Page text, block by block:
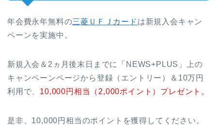
年会費永年無料の三菱ＵＦＪカード は新規入会キャン
ペーンを実施中。
新規入会＆2ヵ月後末日までに「NEWS+PLUS」上の
キャンペーンページから登録（エントリー）＆10万円
利用で、 10,000円相当（2,000ポイント）プレゼント。
是非、10,000円相当のポイントを獲得してください。